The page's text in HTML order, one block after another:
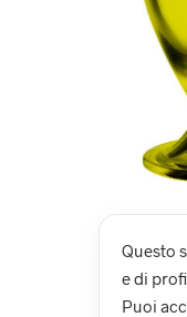
Questo
e di
Puoi